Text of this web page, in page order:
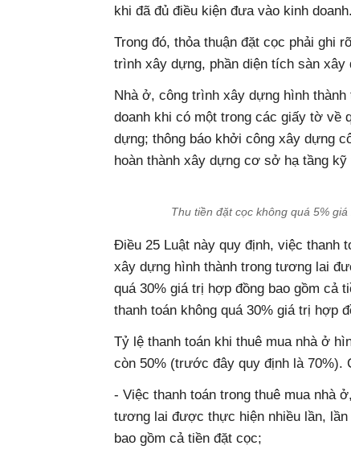
khi đã đủ điều kiện đưa vào kinh doanh.
Trong đó, thỏa thuận đặt cọc phải ghi
trình xây dựng, phần diện tích sàn xây
Nhà ở, công trình xây dựng hình
doanh khi có một trong các giấy tờ về
dựng; thông báo khởi công xây dựng
hoàn thành xây dựng cơ sở hạ tầng
Thu tiền đặt cọc không quá 5%
Điều 25 Luật này quy định, việc thanh
xây dựng hình thành trong tương lai
quá 30% giá trị hợp đồng bao gồm cả
thanh toán không quá 30% giá trị hợp
Tỷ lệ thanh toán khi thuê mua nhà ở
còn 50% (trước đây quy định là 70%).
- Việc thanh toán trong thuê mua nhà
tương lai được thực hiện nhiều lần,
bao gồm cả tiền đặt cọc;